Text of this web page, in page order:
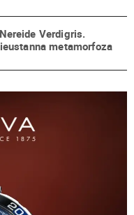
Verdigris.
metamorfoza